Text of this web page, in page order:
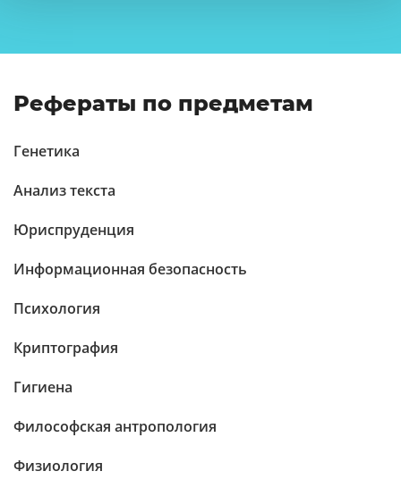
Рефераты по предметам
Генетика
Анализ текста
Юриспруденция
Информационная безопасность
Психология
Криптография
Гигиена
Философская антропология
Физиология